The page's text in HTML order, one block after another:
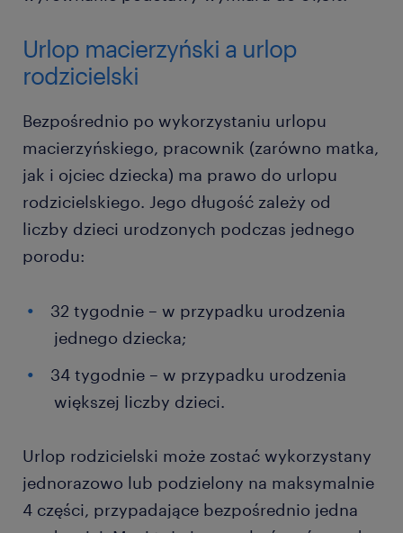
Urlop macierzyński a urlop
rodzicielski
Bezpośrednio po wykorzystaniu urlopu
macierzyńskiego, pracownik (zarówno matka,
jak i ojciec dziecka) ma prawo do urlopu
rodzicielskiego. Jego długość zależy od
liczby dzieci urodzonych podczas jednego
porodu:
32 tygodnie – w przypadku urodzenia
jednego dziecka;
34 tygodnie – w przypadku urodzenia
większej liczby dzieci.
Urlop rodzicielski może zostać wykorzystany
jednorazowo lub podzielony na maksymalnie
4 części, przypadające bezpośrednio jedna